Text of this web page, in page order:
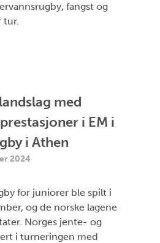
fangst og
tur.
med
i EM i
i Athen
2024
for juniorer ble spilt i
og de norske lagene
Norges jente- og
i turneringen med